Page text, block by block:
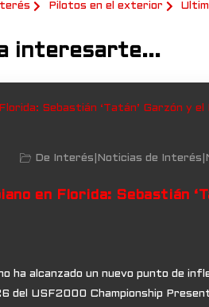
Pilotos en el exterior
interesarte...
De Interés Noticias de Interés
en Florida: Sebastián
ha alcanzado un nuevo punto de
del USF2000 Championship